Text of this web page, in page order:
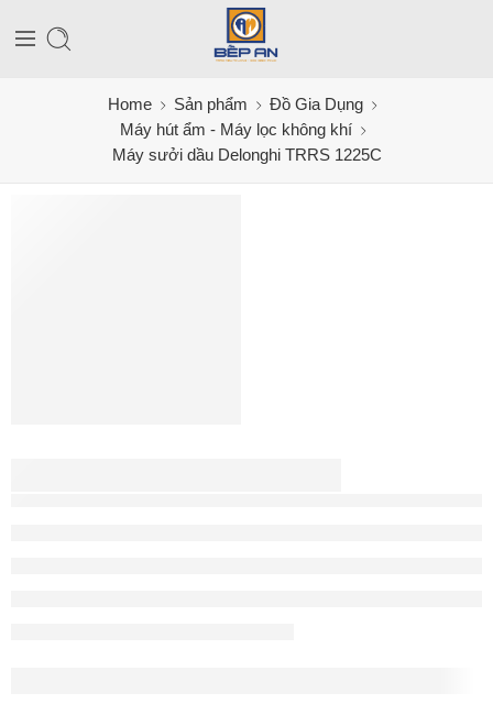
Home Sản phẩm
Đồ Gia Dụng
Máy hút ẩm - Máy lọc không khí
Máy sưởi dầu Delonghi TRRS 1225C